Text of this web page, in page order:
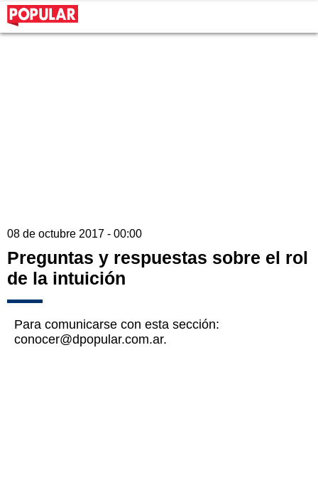
08 de octubre 2017 - 00:00
Preguntas y respuestas sobre el rol
de la intuición
Para comunicarse con esta sección:
conocer@dpopular.com.ar.